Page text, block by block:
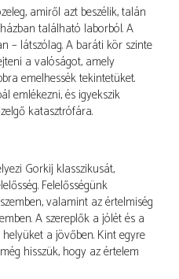
amiről azt beszélik, talán
található laborból. A
– látszólag. A baráti kör szinte
a valóságot, amely
emelhessék tekintetüket.
emlékezni, és igyekszik
katasztrófára.
Gorkij klasszikusát,
Felelősségünk
valamint az értelmiség
A szereplők a jólét és a
a jövőben. Kint egyre
hisszük, hogy az értelem